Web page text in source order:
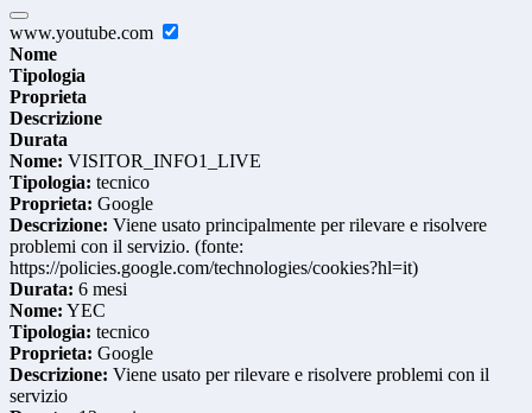
www.youtube.com
Nome
Tipologia
Proprieta
Descrizione
Durata
Nome: VISITOR_INFO1_LIVE
Tipologia: tecnico
Proprieta: Google
Descrizione: Viene usato principalmente per rilevare e risolvere
problemi con il servizio. (fonte:
https://policies.google.com/technologies/cookies?hl=it)
Durata: 6 mesi
Nome: YEC
Tipologia: tecnico
Proprieta: Google
Descrizione: Viene usato per rilevare e risolvere problemi con il
servizio